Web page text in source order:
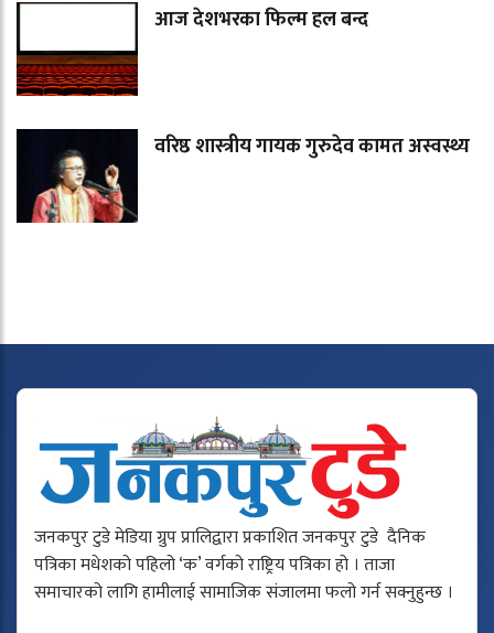
आज देशभरका फिल्म हल बन्द
वरिष्ठ शास्त्रीय गायक गुरुदेव कामत अस्वस्थ्य
जनकपुर टुडे मेडिया ग्रुप प्रालिद्वारा प्रकाशित जनकपुर टुडे दैनिक
पत्रिका मधेशको पहिलो ‘क’ वर्गको राष्ट्रिय पत्रिका हो । ताजा
समाचारको लागि हामीलाई सामाजिक संजालमा फलो गर्न सक्नुहुन्छ ।